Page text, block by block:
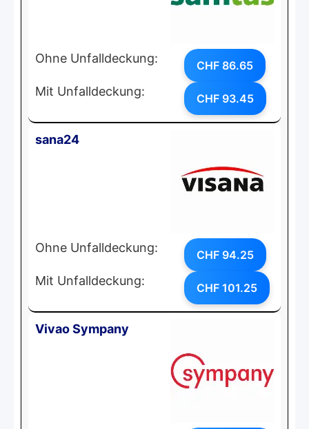
Ohne Unfalldeckung: CHF 86.65
Mit Unfalldeckung: CHF 93.45
sana24
Ohne Unfalldeckung: CHF 94.25
Mit Unfalldeckung: CHF 101.25
Vivao Sympany